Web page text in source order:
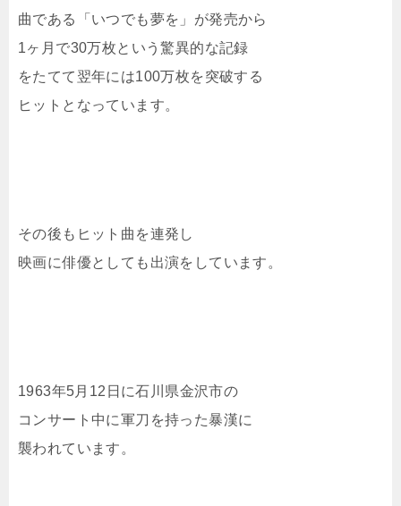
曲である「いつでも夢を」が発売から
1ヶ月で30万枚という驚異的な記録
をたてて翌年には100万枚を突破する
ヒットとなっています。
その後もヒット曲を連発し
映画に俳優としても出演をしています。
1963年5月12日に石川県金沢市の
コンサート中に軍刀を持った暴漢に
襲われています。